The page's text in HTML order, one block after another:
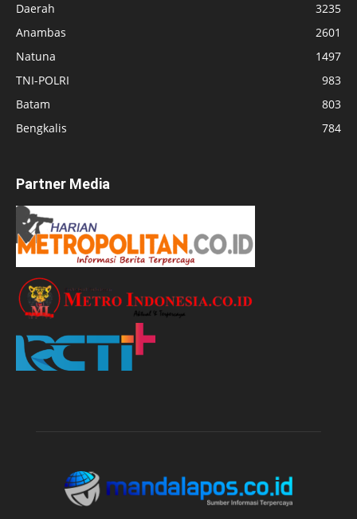
Daerah
3235
Anambas
2601
Natuna
1497
TNI-POLRI
983
Batam
803
Bengkalis
784
Partner Media